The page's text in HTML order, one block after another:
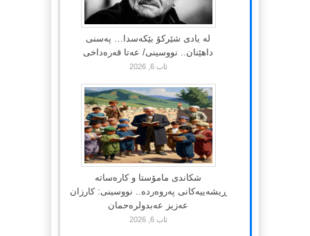
لە یادی شێرکۆ بێکەسدا… پەسنی
داهێنان.. نووسینی/ عەتا قەرەداخی
ئاب 6, 2026
شکاندی مامۆستا و کارەساتە
ڕیشەییەکانی پەروەردە.. نووسینی: کارزان
عەزیز عەبدولرەحمان
ئاب 6, 2026